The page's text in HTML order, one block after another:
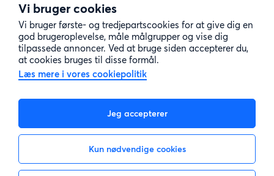
Vi bruger cookies
Vi bruger første- og tredjepartscookies for at give dig en
god brugeroplevelse, måle målgrupper og vise dig
tilpassede annoncer. Ved at bruge siden accepterer du,
at cookies bruges til disse formål.
Læs mere i vores cookiepolitik
Jeg accepterer
Kun nødvendige cookies
Behandling af personoplysninger
Cookiepolitik
Sitemap
E-mail: